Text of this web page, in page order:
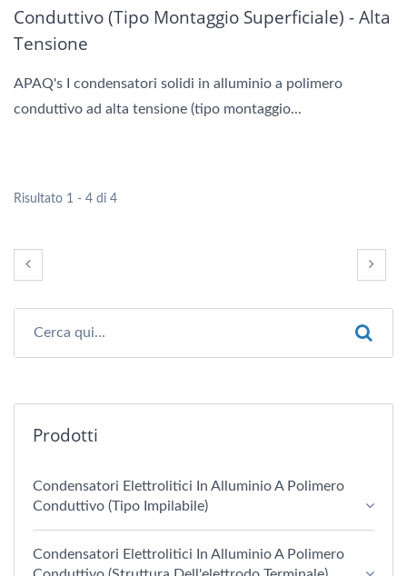
Conduttivo (tipo Montaggio Superficiale) - Alta
Tensione
APAQ's I condensatori solidi in alluminio a polimero
conduttivo ad alta tensione (tipo montaggio...
Risultato 1 - 4 di 4
Prodotti
Condensatori Elettrolitici In Alluminio A Polimero
Conduttivo (tipo Impilabile)
Condensatori Elettrolitici In Alluminio A Polimero